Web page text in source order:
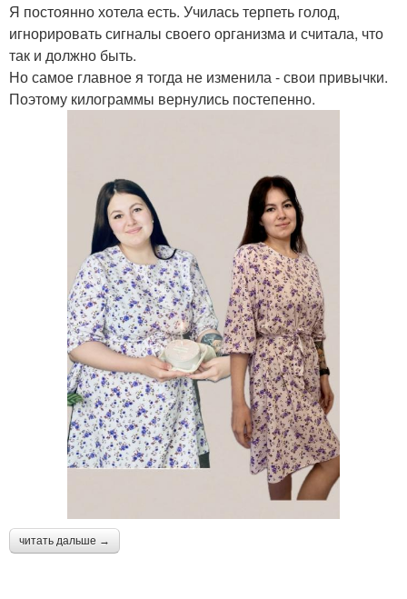
Я постоянно хотела есть. Училась терпеть голод,
игнорировать сигналы своего организма и считала, что
так и должно быть.
Но самое главное я тогда не изменила - свои привычки.
Поэтому килограммы вернулись постепенно.
читать дальше →